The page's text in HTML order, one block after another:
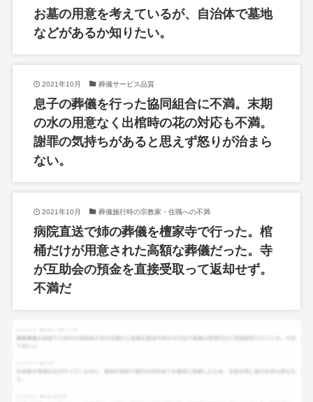
お墓の用意を考えているが、自治体で墓地
などがあるか知りたい。
2021年10月 葬儀サービス品質
息子の葬儀を行った協同組合に不満。末期
の水の用意なく出棺時の花の対応も不満。
謝罪の気持ちがあると思えず怒りが治まら
ない。
2021年10月 葬儀施行時の宗教家・住職への不満
病院直送で姉の葬儀を檀家寺で行った。棺
桶だけが用意された高額な葬儀だった。寺
が互助会の預金を直接受取って返却せず。
不満だ